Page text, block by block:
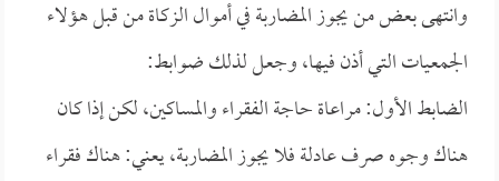
وانتهى بعض من يجوز المضاربة في أموال الزكاة من قبل هؤلاء
الجمعيات التي أذن فيها، وجعل لذلك ضوابط:
الضابط الأول: مراعاة حاجة الفقراء والمساكين، لكن إذا كان
هناك وجوه صرف عادلة فلا يجوز المضاربة، يعني: هناك فقراء